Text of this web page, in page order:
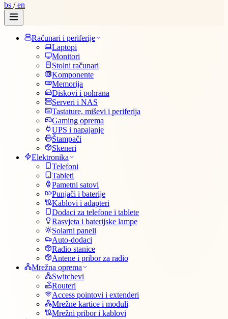
bs /en
Računari i periferije
Laptopi
Monitori
Stolni računari
Komponente
Memorija
Diskovi i pohrana
Serveri i NAS
Tastature, miševi i periferija
Gaming oprema
UPS i napajanje
Štampači
Skeneri
Elektronika
Telefoni
Tableti
Pametni satovi
Punjači i baterije
Kablovi i adapteri
Dodaci za telefone i tablete
Rasvjeta i baterijske lampe
Solarni paneli
Auto-dodaci
Radio stanice
Antene i pribor za radio
Mrežna oprema
Switchevi
Routeri
Access pointovi i extenderi
Mrežne kartice i moduli
Mrežni pribor i kablovi